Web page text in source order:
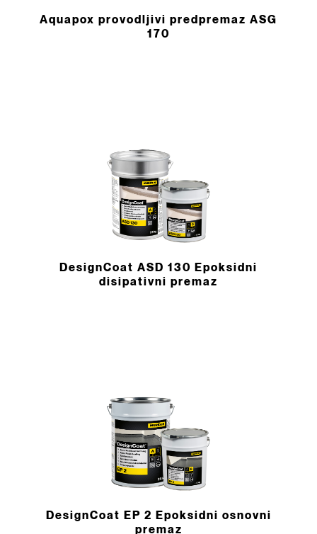
Aquapox provodljivi predpremaz ASG
170
DesignCoat ASD 130 Epoksidni
disipativni premaz
DesignCoat EP 2 Epoksidni osnovni
premaz